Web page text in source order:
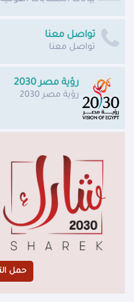
تواصل معنا
تواصل معنا
رؤية مصر 2030
رؤية مصر 2030